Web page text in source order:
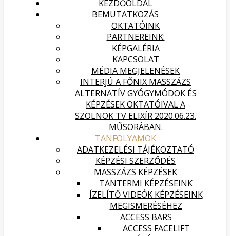
KEZDŐOLDAL
BEMUTATKOZÁS
OKTATÓINK
PARTNEREINK:
KÉPGALÉRIA
KAPCSOLAT
MÉDIA MEGJELENÉSEK
INTERJÚ A FŐNIX MASSZÁZS
ALTERNATÍV GYÓGYMÓDOK ÉS
KÉPZÉSEK OKTATÓIVAL A
SZOLNOK TV ELIXÍR 2020.06.23.
MŰSORÁBAN.
TANFOLYAMOK
ADATKEZELÉSI TÁJÉKOZTATÓ
KÉPZÉSI SZERZŐDÉS
MASSZÁZS KÉPZÉSEK
TANTERMI KÉPZÉSEINK
ÍZELÍTŐ VIDEÓK KÉPZÉSEINK
MEGISMERÉSÉHEZ
ACCESS BARS
ACCESS FACELIFT